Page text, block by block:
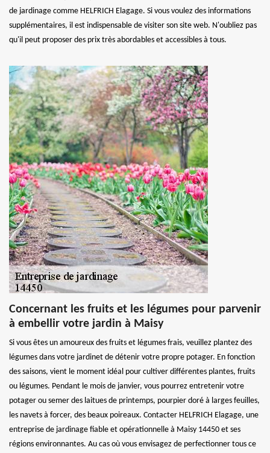
de jardinage comme HELFRICH Elagage. Si vous voulez des informations
supplémentaires, il est indispensable de visiter son site web. N'oubliez pas
qu'il peut proposer des prix très abordables et accessibles à tous.
Concernant les fruits et les légumes pour parvenir
à embellir votre jardin à Maisy
Si vous êtes un amoureux des fruits et légumes frais, veuillez plantez des
légumes dans votre jardinet de détenir votre propre potager. En fonction
des saisons, vient le moment idéal pour cultiver différentes plantes, fruits
ou légumes. Pendant le mois de janvier, vous pourrez entretenir votre
potager ou semer des laitues de printemps, pourpier doré à larges feuilles,
les navets à forcer, des beaux poireaux. Contacter HELFRICH Elagage, une
entreprise de jardinage fiable et opérationnelle à Maisy 14450 et ses
régions environnantes. Au cas où vous envisagez de perfectionner tous ce